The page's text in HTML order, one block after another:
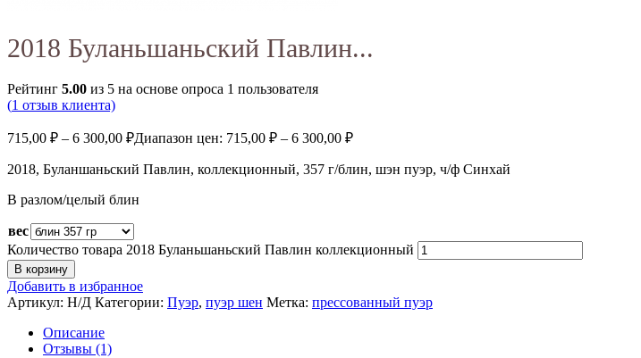
2018 Буланьшаньский Павлин...
Рейтинг 5.00 из 5 на основе опроса 1 пользователя
(1 отзыв клиента)
715,00 ₽ – 6 300,00 ₽Диапазон цен: 715,00 ₽ – 6 300,00 ₽
2018, Буланшаньский Павлин, коллекционный, 357 г/блин, шэн пуэр, ч/ф Синхай
В разлом/целый блин
вес
Количество товара 2018 Буланьшаньский Павлин коллекционный
В корзину
Добавить в избранное
Артикул: Н/Д Категории: Пуэр, пуэр шен Метка: прессованный пуэр
Описание
Отзывы (1)